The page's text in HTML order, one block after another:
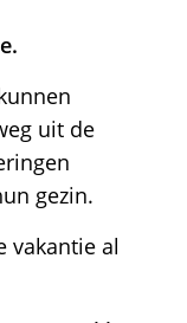
uit de
gezin.
vakantie al